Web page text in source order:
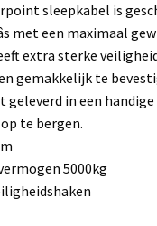
sleepkabel is
met een maximaal
extra sterke
gemakkelijk te
geleverd in een
te bergen.
5000kg